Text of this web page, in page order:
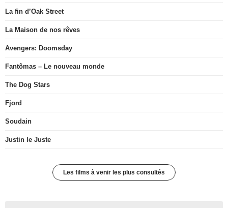
La fin d’Oak Street
La Maison de nos rêves
Avengers: Doomsday
Fantômas – Le nouveau monde
The Dog Stars
Fjord
Soudain
Justin le Juste
Les films à venir les plus consultés